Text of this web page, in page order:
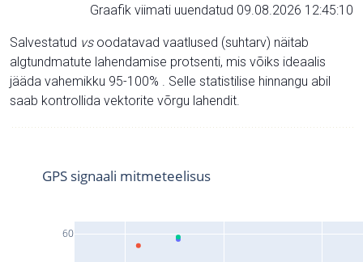
Graafik viimati uuendatud 09.08.2026 12:45:10
Salvestatud vsoodatavad vaatlused (suhtarv) näitab
algtundmatute lahendamise protsenti, mis võiks ideaalis
jääda vahemikku 95-100% . Selle statistilise hinnangu abil
saab kontrollida vektorite võrgu lahendit.
60
GPS signaali mitmeteelisus